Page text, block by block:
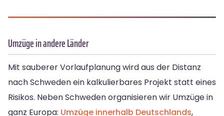
Umzüge in andere Länder
Mit sauberer Vorlaufplanung wird aus der Distanz
nach Schweden ein kalkulierbares Projekt statt eines
Risikos. Neben Schweden organisieren wir Umzüge in
ganz Europa: Umzüge innerhalb Deutschlands,